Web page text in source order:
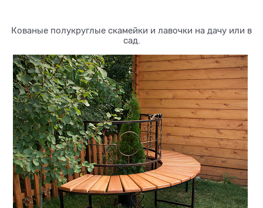
Кованые полукруглые скамейки и лавочки на дачу или в
сад.